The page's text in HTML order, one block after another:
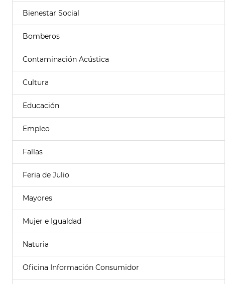
Bienestar Social
Bomberos
Contaminación Acústica
Cultura
Educación
Empleo
Fallas
Feria de Julio
Mayores
Mujer e Igualdad
Naturia
Oficina Información Consumidor